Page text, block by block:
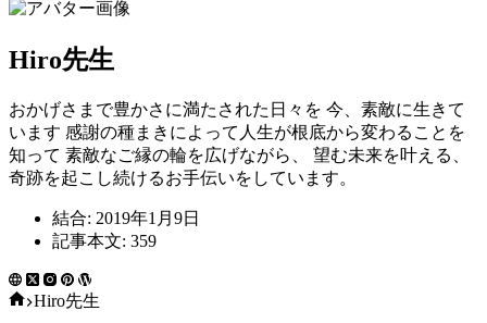
Hiro先生
おかげさまで豊かさに満たされた日々を 今、素敵に生きて
います 感謝の種まきによって人生が根底から変わることを
知って 素敵なご縁の輪を広げながら、 望む未来を叶える、
奇跡を起こし続けるお手伝いをしています。
結合: 2019年1月9日
記事本文: 359
ホHiro先生